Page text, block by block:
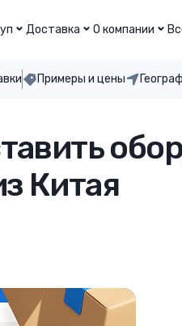
Доставка О компании
Примеры и цены
Китая